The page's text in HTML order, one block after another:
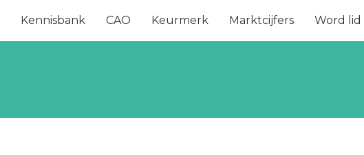
Kennisbank CAO Keurmerk Marktcijfers Word lid